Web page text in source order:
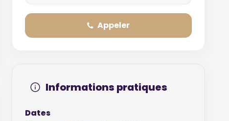
Appeler
Informations pratiques
Dates